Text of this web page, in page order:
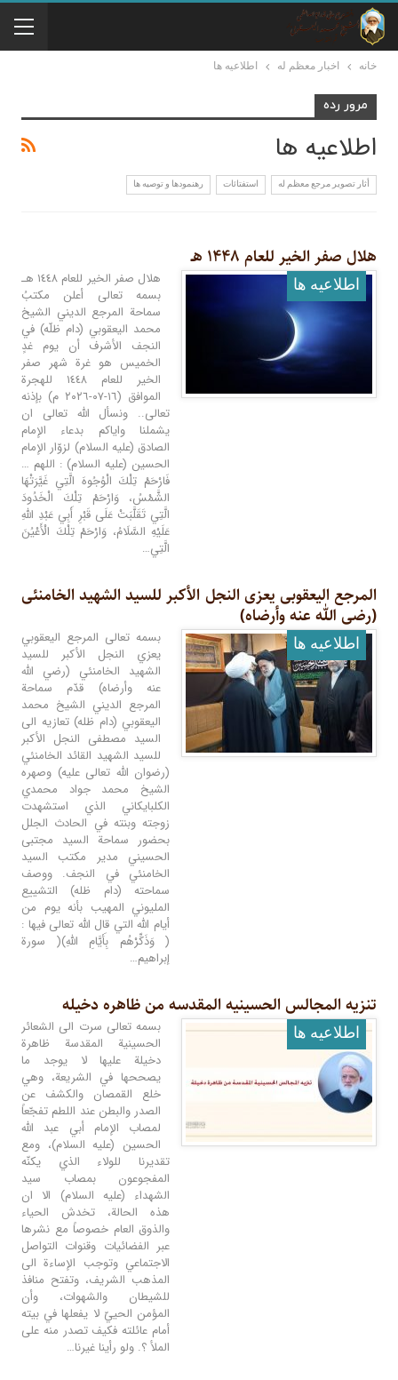
خانه اخبار معظم له اطلاعيه ها
مرور رده
اطلاعيه ها
أثار تصوير مرجع معظم له استفتائات رهنمودها و توصیه ها
هلال صفر الخیر للعام ١۴۴٨ هـ
اطلاعيه ها
هلال صفر الخير للعام ١٤٤٨ هـ
بسمه تعالى أعلن مكتبُ
سماحة المرجع الديني الشيخ
محمد اليعقوبي (دام ظلّه) في
النجف الأشرف أن يوم غدٍ
الخميس هو غرة شهر صفر
الخير للعام ١٤٤٨ للهجرة
الموافق (١٦-٠٧-٢٠٢٦ م) بإذنه
تعالى.. ونسأل الله تعالى ان
يشملنا واياكم بدعاء الإمام
الصادق (عليه السلام) لزوّار الإمام
الحسين (عليه السلام) : اللهم …
فَارْحَمْ تِلْكَ الْوُجُوهَ الَّتِي غَيَّرَتْهَا
الشَّمْسُ، وَارْحَمْ تِلْكَ الْخَدُودَ
الَّتِي تَقَلَّبَتْ عَلَى قَبْرِ أَبِي عَبْدِ اللهِ
عَلَيْهِ السَّلَامُ، وَارْحَمْ تِلْكَ الْأَعْيُنَ
الَّتِي…
المرجع الیعقوبی یعزی النجل الأکبر للسید الشهید الخامنئی
(رضی الله عنه وأرضاه)
اطلاعيه ها
بسمه تعالى المرجع اليعقوبي
يعزي النجل الأكبر للسيد
الشهيد الخامنئي (رضي الله
عنه وأرضاه) قدّم سماحة
المرجع الديني الشيخ محمد
اليعقوبي (دام ظله) تعازيه الى
السيد مصطفى النجل الأكبر
للسيد الشهيد القائد الخامنئي
(رضوان الله تعالى عليه) وصهره
الشيخ محمد جواد محمدي
الكلبايكاني الذي استشهدت
زوجته وبنته في الحادث الجلل
بحضور سماحة السيد مجتبى
الحسيني مدير مكتب السيد
الخامنئي في النجف. ووصف
سماحته (دام ظله) التشييع
المليوني المهيب بأنه يوم من
أيام الله التي قال الله تعالى فيها :
( وَذَكِّرْهُم بِأَيَّامِ اللَّهِ)( سورة
إبراهيم…
تنزیه المجالس الحسینیه المقدسه من ظاهره دخیله
اطلاعيه ها
بسمه تعالى سرت الى الشعائر
الحسينية المقدسة ظاهرة
دخيلة عليها لا يوجد ما
يصححها في الشريعة، وهي
خلع القمصان والكشف عن
الصدر والبطن عند اللطم تفجّعاً
لمصاب الإمام أبي عبد الله
الحسين (عليه السلام)، ومع
تقديرنا للولاء الذي يكنّه
المفجوعون بمصاب سيد
الشهداء (عليه السلام) الا ان
هذه الحالة، تخدش الحياء
والذوق العام خصوصاً مع نشرها
عبر الفضائيات وقنوات التواصل
الاجتماعي وتوجب الإساءة الى
المذهب الشريف، وتفتح منافذ
للشيطان والشهوات، وأن
المؤمن الحييّ لا يفعلها في بيته
أمام عائلته فكيف تصدر منه على
الملأ ؟. ولو رأينا غيرنا…